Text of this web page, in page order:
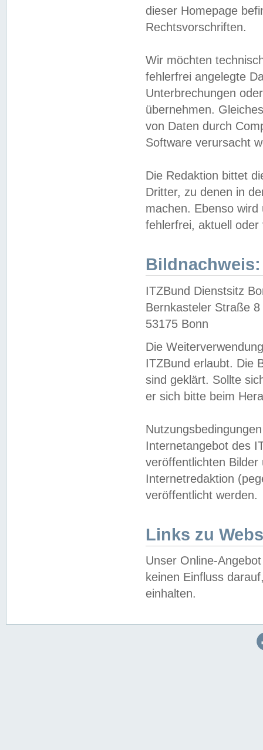
dieser Homepage
Rechtsvorschriften.
Wir möchten
fehlerfrei angelegte
Unterbrechungen
übernehmen.
von Daten durch
Software verursacht
Die Redaktion bittet
Dritter, zu denen in
machen. Ebenso
fehlerfrei, aktuell oder
Bildnachweis:
ITZBund Dienstsitz
Bernkasteler Straße 8
53175 Bonn
Die
ITZBund erlaubt. Die
sind geklärt. Sollte
er sich bitte beim
Internetangebot des
veröffentlichten
Internetredaktion
veröffentlicht werden.
Links zu
Unser Online-
keinen Einfluss
einhalten.